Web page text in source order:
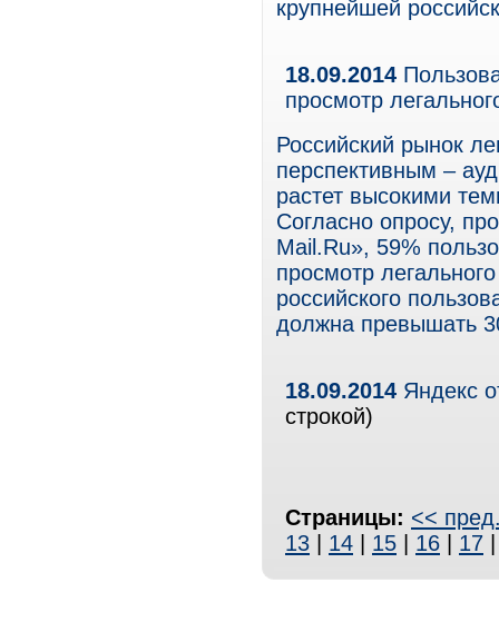
крупнейшей
18.09.2014
просмотр
Российский рынок
перспективным –
растет высокими
Согласно опросу,
Mail.Ru», 59%
просмотр
российского
должна превышать
18.09.2014 Яндекс
строкой)
Страницы: <<
13
14 15 16 17